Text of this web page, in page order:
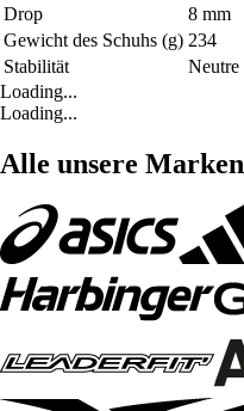
Drop
8 mm
Gewicht des Schuhs (g) 234
Stabilität
Neutre
Loading...
Loading...
Alle unsere Marken